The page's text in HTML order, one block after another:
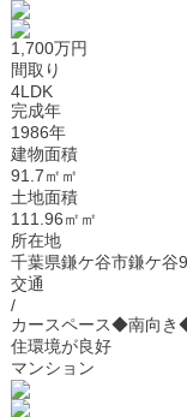
1,700万円
間取り
4LDK
完成年
1986年
建物面積
91.7㎡㎡
土地面積
111.96㎡㎡
所在地
千葉県鎌ケ谷市鎌ケ谷
交通
/
カースペース◆南向き
住環境が良好
マンション